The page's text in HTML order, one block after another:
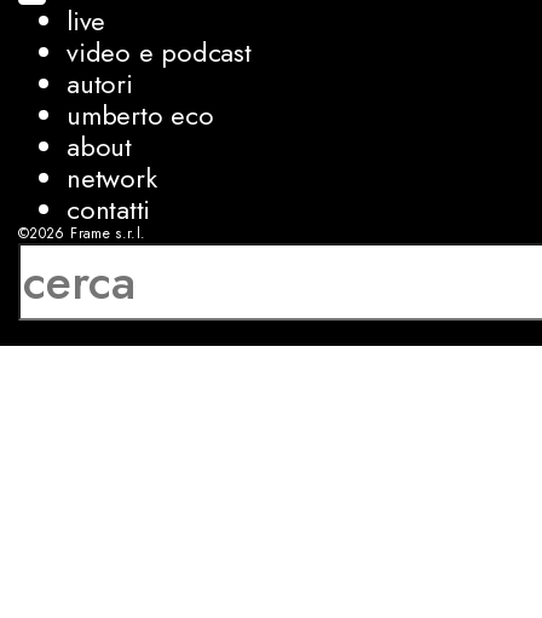
live
video e podcast
autori
umberto eco
about
network
contatti
©2026 Frame s.r.l.
P.IVA 08927250962
sviluppo:Luca Bunino